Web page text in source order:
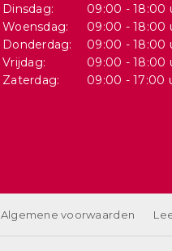
Dinsdag:
09:00 - 18:00
Woensdag:
09:00 - 18:00
Donderdag:
09:00 - 18:00
Vrijdag:
09:00 - 18:00
Zaterdag:
09:00 - 17:00
Algemene voorwaarden